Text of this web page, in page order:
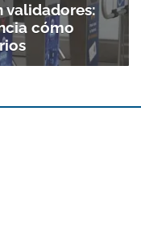
validadores:
cómo